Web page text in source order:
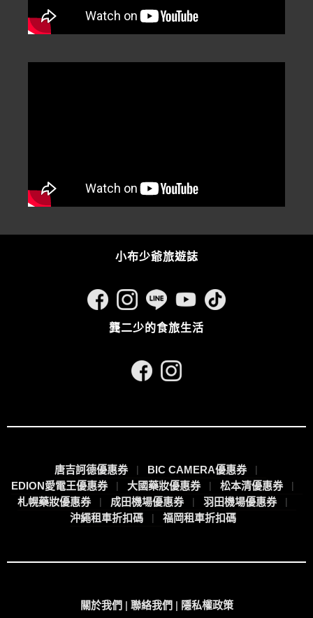
小布少爺旅遊誌
龔二少的食旅生活
唐吉訶德優惠券
BIC CAMERA優惠券
EDION愛電王優惠券
大國藥妝優惠券
松本清優惠券
札幌藥妝優惠券
成田機場優惠券
羽田機場優惠券
沖繩租車折扣碼
福岡租車折扣碼
關於我們 | 聯絡我們 | 隱私權政策